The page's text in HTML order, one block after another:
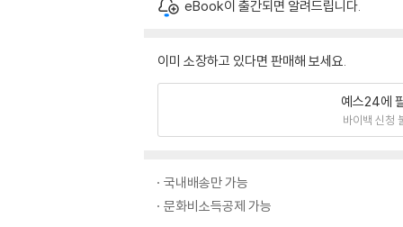
eBook이 출간되면 알려드립니다.
이미 소장하고 있다면 판매해 보세요.
예스24에
바이백 신청
국내배송만 가능
문화비소득공제 가능